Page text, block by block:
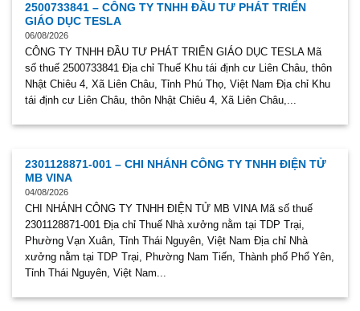
2500733841 – CÔNG TY TNHH ĐẦU TƯ PHÁT TRIỂN
GIÁO DỤC TESLA
06/08/2026
CÔNG TY TNHH ĐẦU TƯ PHÁT TRIỂN GIÁO DỤC TESLA Mã
số thuế 2500733841 Địa chỉ Thuế Khu tái định cư Liên Châu, thôn
Nhật Chiêu 4, Xã Liên Châu, Tỉnh Phú Thọ, Việt Nam Địa chỉ Khu
tái định cư Liên Châu, thôn Nhật Chiêu 4, Xã Liên Châu,...
2301128871-001 – CHI NHÁNH CÔNG TY TNHH ĐIỆN TỬ
MB VINA
04/08/2026
CHI NHÁNH CÔNG TY TNHH ĐIỆN TỬ MB VINA Mã số thuế
2301128871-001 Địa chỉ Thuế Nhà xưởng nằm tại TDP Trại,
Phường Vạn Xuân, Tỉnh Thái Nguyên, Việt Nam Địa chỉ Nhà
xưởng nằm tại TDP Trại, Phường Nam Tiến, Thành phố Phổ Yên,
Tỉnh Thái Nguyên, Việt Nam...